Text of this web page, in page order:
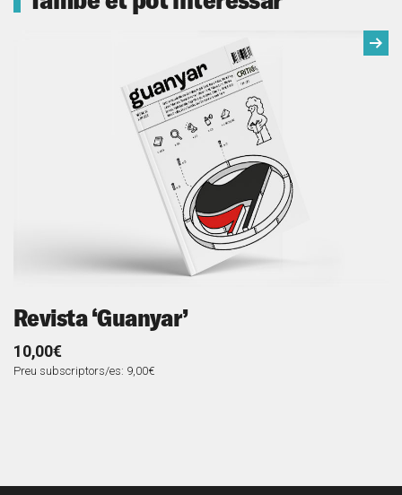
Revista ‘Guanyar’
10,00€
Preu subscriptors/es: 9,00€